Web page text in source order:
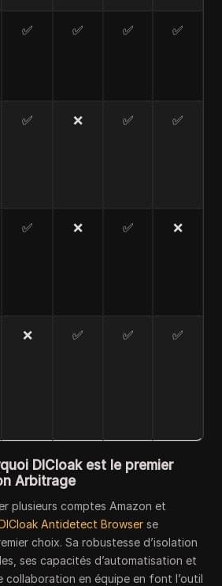
✅ ✅ ✅ ✅
✅ ❌ ✅ ✅
✅ ❌ ✅ ❌
❌ ✅ ✅ ✅
DICloak est le premier
Arbitrage
plusieurs comptes Amazon et
Antidetect Browser se
choix. Sa robustesse d’isolation
ses capacités d’automatisation et
collaboration en équipe en font l’outil